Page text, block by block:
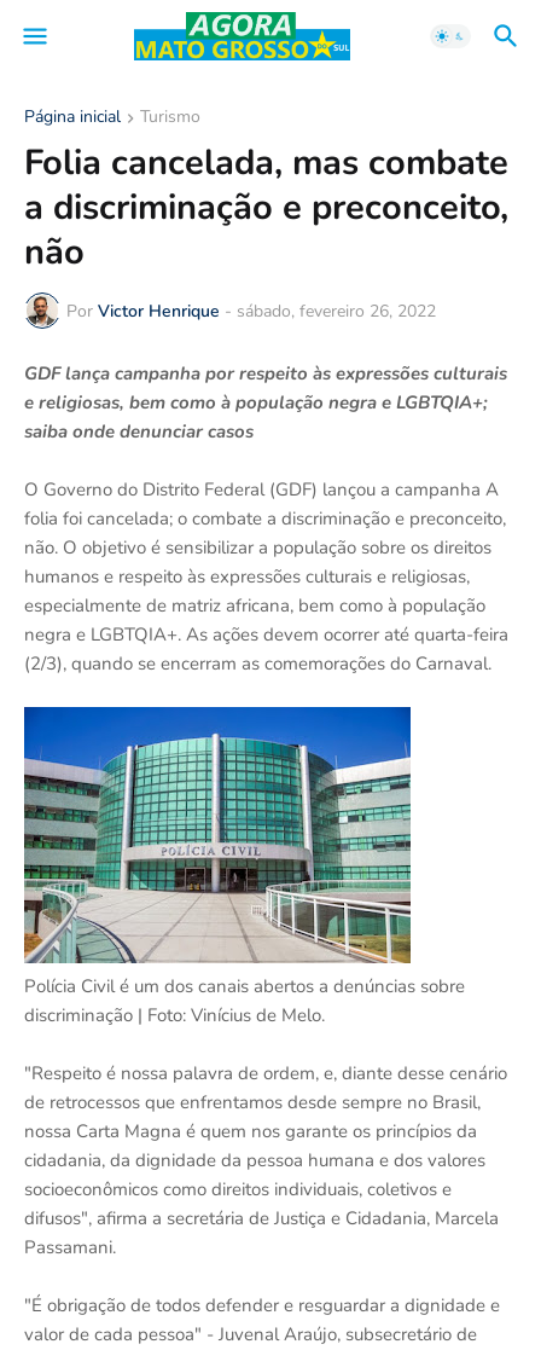
Página inicial Turismo
Folia cancelada, mas combate
a discriminação e preconceito,
não
Por Victor Henrique - sábado, fevereiro 26, 2022
GDF lança campanha por respeito às expressões culturais
e religiosas, bem como à população negra e LGBTQIA+;
saiba onde denunciar casos
O Governo do Distrito Federal (GDF) lançou a campanha A
folia foi cancelada; o combate a discriminação e preconceito,
não. O objetivo é sensibilizar a população sobre os direitos
humanos e respeito às expressões culturais e religiosas,
especialmente de matriz africana, bem como à população
negra e LGBTQIA+. As ações devem ocorrer até quarta-feira
(2/3), quando se encerram as comemorações do Carnaval.
Polícia Civil é um dos canais abertos a denúncias sobre
discriminação | Foto: Vinícius de Melo.
"Respeito é nossa palavra de ordem, e, diante desse cenário
de retrocessos que enfrentamos desde sempre no Brasil,
nossa Carta Magna é quem nos garante os princípios da
cidadania, da dignidade da pessoa humana e dos valores
socioeconômicos como direitos individuais, coletivos e
difusos", afirma a secretária de Justiça e Cidadania, Marcela
Passamani.
"É obrigação de todos defender e resguardar a dignidade e
valor de cada pessoa" - Juvenal Araújo, subsecretário de